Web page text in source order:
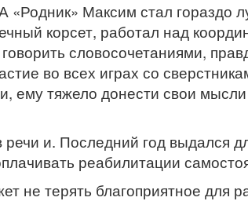
Максим стал гораздо
корсет, работал над
словосочетаниями,
во всех играх со
ему тяжело донести свои
и. Последний год выдался
реабилитации
терять благоприятное для